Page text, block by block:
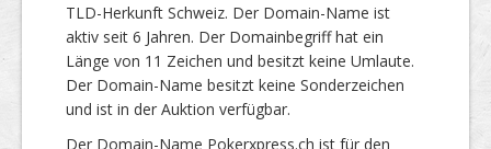
TLD-Herkunft Schweiz. Der Domain-Name ist
aktiv seit 6 Jahren. Der Domainbegriff hat ein
Länge von 11 Zeichen und besitzt keine Umlaute.
Der Domain-Name besitzt keine Sonderzeichen
und ist in der Auktion verfügbar.
Der Domain-Name Pokerxpress.ch ist für den